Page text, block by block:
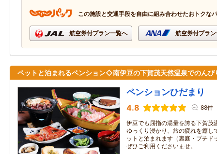
この施設と交通手段を自由に組み合わせたおトクな
航空券付プラン一覧へ 航空券付プラ
ペットと泊まれるペンション◇南伊豆の下賀茂天然温泉でのんび
ペンションひだまり
4.8 88件
伊豆でも屈指の湯量を誇る下賀茂
ゆっくり浸かり、旅の疲れを癒し
ットと泊まれます（裏庭・プチド
ぜひご利用くださいませ。